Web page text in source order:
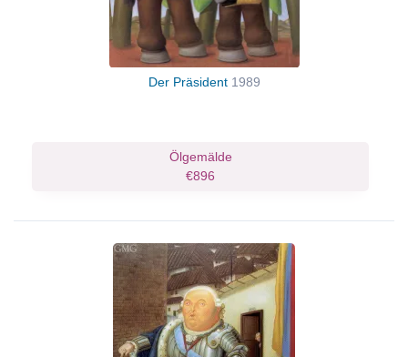
Der Präsident 1989
Ölgemälde
€896